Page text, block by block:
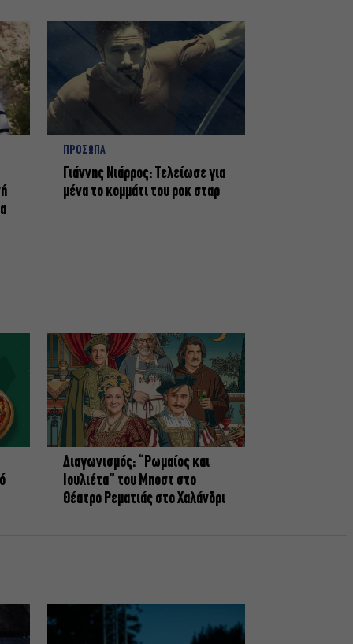
ΠΡΟΣΩΠΑ
Γιάννης Νιάρρος: Τελείωσε για
μένα το κομμάτι του ροκ σταρ
Διαγωνισμός: “Ρωμαίος και
Ιουλιέτα” του Μποστ στο
Θέατρο Ρεματιάς στο Χαλάνδρι